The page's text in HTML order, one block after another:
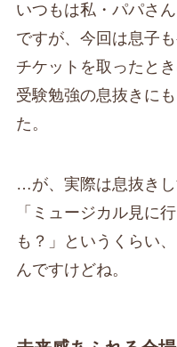
いつもは私・パパさ
ですが、今回は息子も
チケットを取ったと
受験勉強の息抜きに
た。
…が、実際は息抜きし
「ミュージカル見に
も？」というくらい
んですけどね。